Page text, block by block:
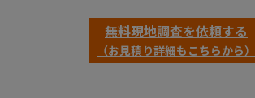
無料現地調査を依頼する
（お見積り詳細もこちらから）